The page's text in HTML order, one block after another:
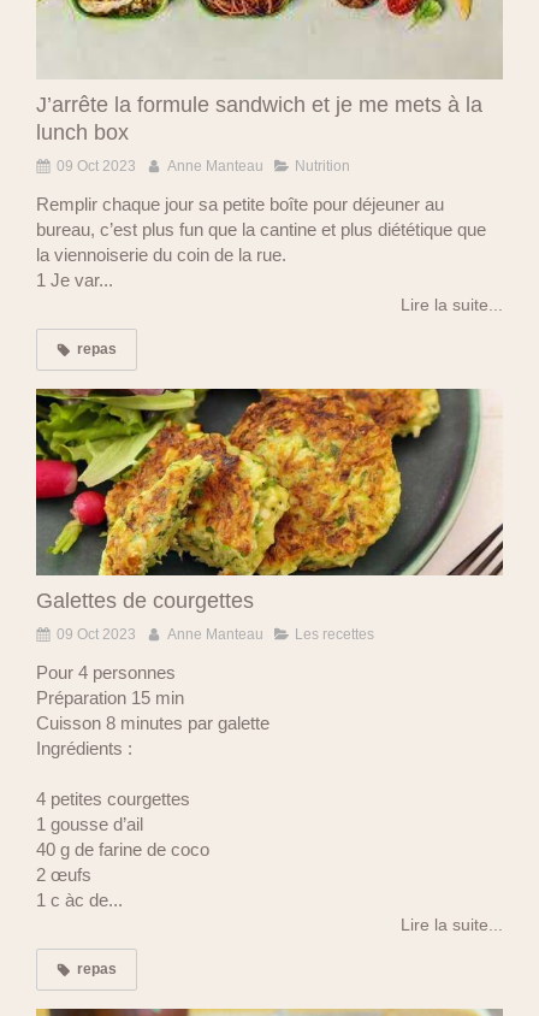
J’arrête la formule sandwich et je me mets à la
lunch box
09 Oct 2023 Anne Manteau Nutrition
Remplir chaque jour sa petite boîte pour déjeuner au
bureau, c’est plus fun que la cantine et plus diététique que
la viennoiserie du coin de la rue.
1 Je var...
Lire la suite...
repas
Galettes de courgettes
09 Oct 2023 Anne Manteau Les recettes
Pour 4 personnes
Préparation 15 min
Cuisson 8 minutes par galette
Ingrédients :
4 petites courgettes
1 gousse d’ail
40 g de farine de coco
2 œufs
1 c àc de...
Lire la suite...
repas